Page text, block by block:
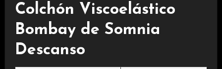
Colchón Viscoelástico
Bombay de Somnia
Descanso